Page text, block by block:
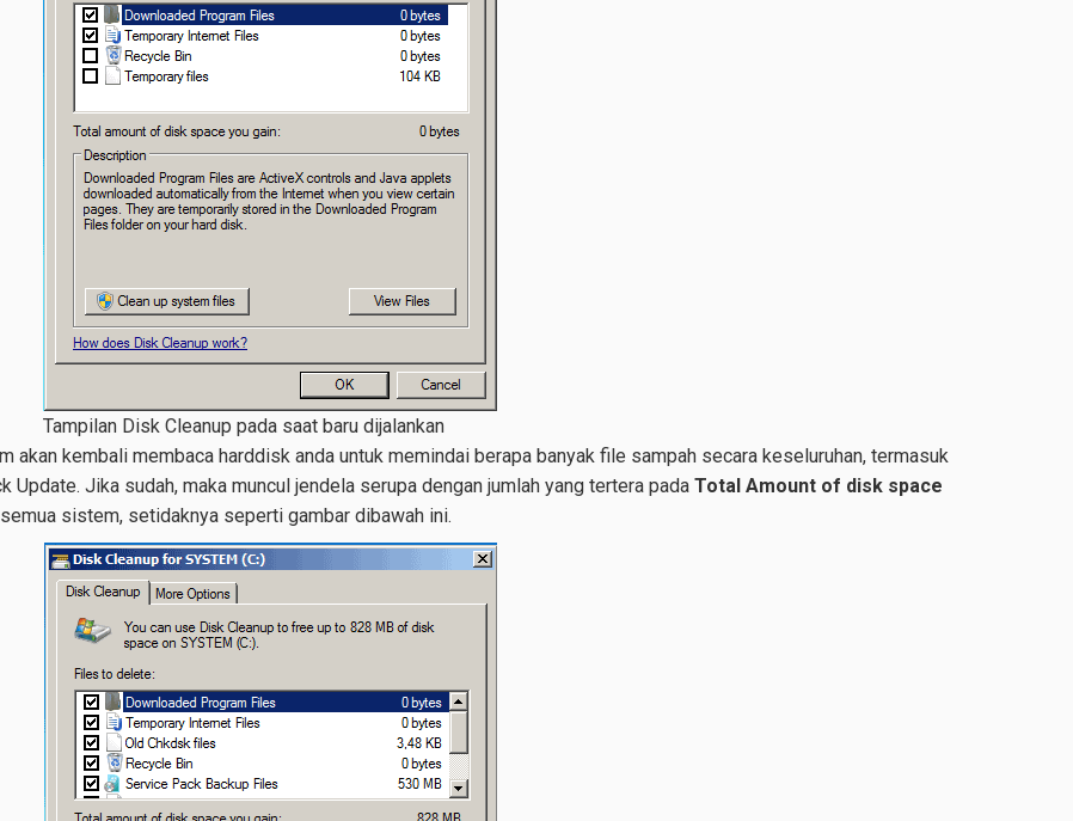
Tampilan Disk Cleanup pada saat baru dijalankan
kembali membaca harddisk anda untuk memindai berapa banyak file sampah secara keseluruhan, termasuk
Jika sudah, maka muncul jendela serupa dengan jumlah yang tertera pada Total Amount of disk space
sistem, setidaknya seperti gambar dibawah ini.